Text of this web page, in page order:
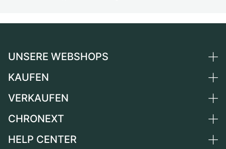
UNSERE WEBSHOPS
Deutschland
Schweiz
Frankreich
KAUFEN
Alle Luxusuhren
Independent Brands
VERKAUFEN
Uhr verkaufen
CHRONEXT
Über uns
HELP CENTER